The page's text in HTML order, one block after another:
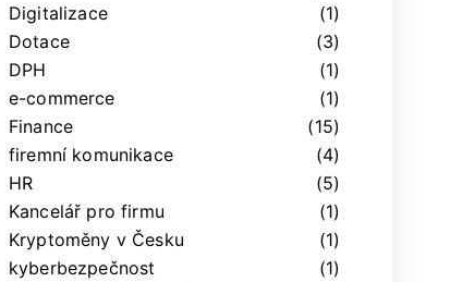
Digitalizace
(1)
Dotace
(3)
DPH
(1)
e-commerce
(1)
Finance
(15)
firemní komunikace
(4)
HR
(5)
Kancelář pro firmu
(1)
Kryptoměny v Česku
(1)
kyberbezpečnost
(1)